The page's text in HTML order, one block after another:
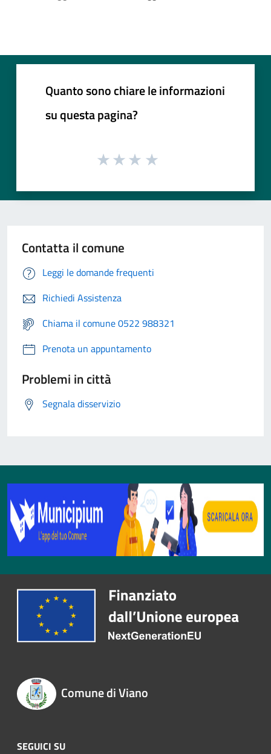
Quanto sono chiare le informazioni
su questa pagina?
Contatta il comune
Leggi le domande frequenti
Richiedi Assistenza
Chiama il comune 0522 988321
Prenota un appuntamento
Problemi in città
Segnala disservizio
Comune di Viano
SEGUICI SU